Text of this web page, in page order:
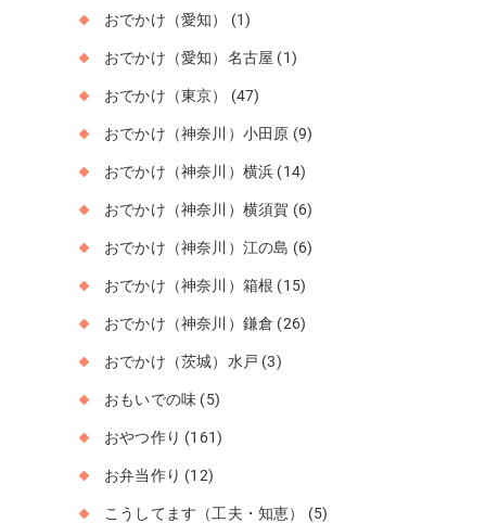
おでかけ（愛知） (1)
おでかけ（愛知）名古屋 (1)
おでかけ（東京） (47)
おでかけ（神奈川）小田原 (9)
おでかけ（神奈川）横浜 (14)
おでかけ（神奈川）横須賀 (6)
おでかけ（神奈川）江の島 (6)
おでかけ（神奈川）箱根 (15)
おでかけ（神奈川）鎌倉 (26)
おでかけ（茨城）水戸 (3)
おもいでの味 (5)
おやつ作り (161)
お弁当作り (12)
こうしてます（工夫・知恵） (5)